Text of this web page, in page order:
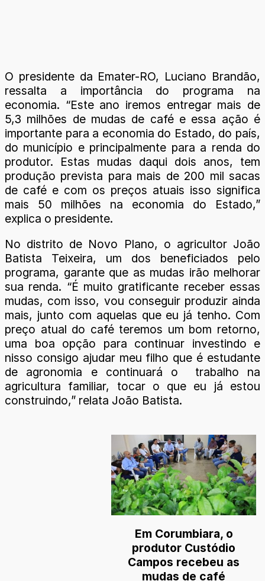
O presidente da Emater-RO, Luciano Brandão,
ressalta a importância do programa na
economia. “Este ano iremos entregar mais de
5,3 milhões de mudas de café e essa ação é
importante para a economia do Estado, do país,
do município e principalmente para a renda do
produtor. Estas mudas daqui dois anos, tem
produção prevista para mais de 200 mil sacas
de café e com os preços atuais isso significa
mais 50 milhões na economia do Estado,”
explica o presidente.
No distrito de Novo Plano, o agricultor João
Batista Teixeira, um dos beneficiados pelo
programa, garante que as mudas irão melhorar
sua renda. “É muito gratificante receber essas
mudas, com isso, vou conseguir produzir ainda
mais, junto com aquelas que eu já tenho. Com
preço atual do café teremos um bom retorno,
uma boa opção para continuar investindo e
nisso consigo ajudar meu filho que é estudante
de agronomia e continuará o trabalho na
agricultura familiar, tocar o que eu já estou
construindo,” relata João Batista.
Em Corumbiara, o
produtor Custódio
Campos recebeu as
mudas de café